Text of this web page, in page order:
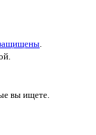
.
вы ищете.